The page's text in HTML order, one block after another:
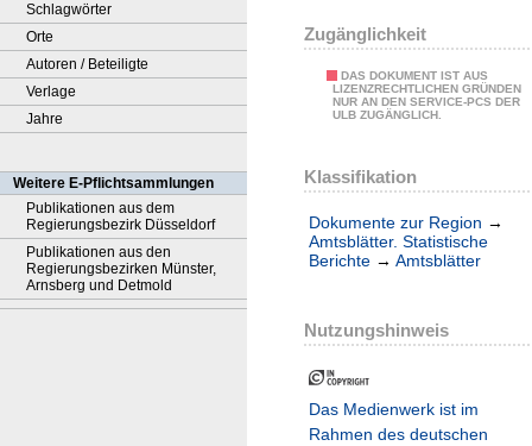
Schlagwörter
Orte
Autoren / Beteiligte
Verlage
Jahre
Weitere E-Pflichtsammlungen
Publikationen aus dem
Regierungsbezirk Düsseldorf
Publikationen aus den
Regierungsbezirken Münster,
Arnsberg und Detmold
Zugänglichkeit
DAS DOKUMENT IST AUS
LIZENZRECHTLICHEN GRÜNDEN
NUR AN DEN SERVICE-PCS DER
ULB ZUGÄNGLICH.
Klassifikation
Dokumente zur Region →
Amtsblätter. Statistische
Berichte → Amtsblätter
Nutzungshinweis
Das Medienwerk ist im
Rahmen des deutschen